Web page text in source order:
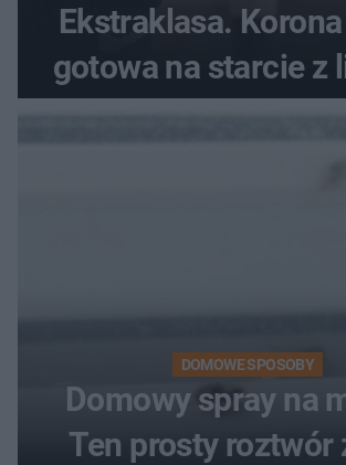
Ekstraklasa.
gotowa na starcie z
DOMOWE SPOSOBY
Domowy spray na
Ten prosty roztwór